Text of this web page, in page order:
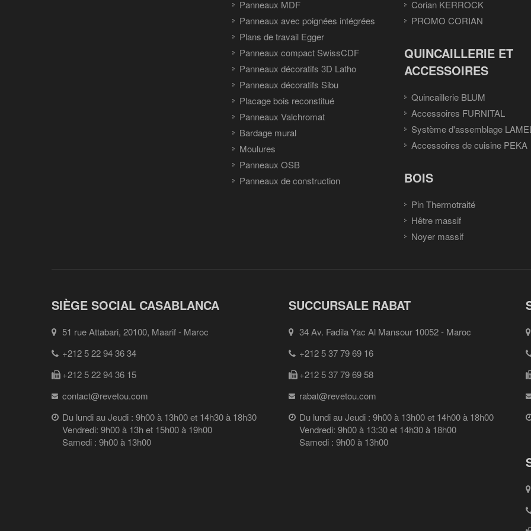
Panneaux MDF
Panneaux avec poignées intégrées
Plans de travail Egger
Panneaux compact SwissCDF
Panneaux décoratifs 3D Latho
Panneaux décoratifs Sibu
Placage bois reconstitué
Panneaux Valchromat
Bardage mural
Moulures
Panneaux OSB
Panneaux de construction
Corian KERROCK
PROMO CORIAN
QUINCAILLERIE ET
ACCESSOIRES
Quincaillerie BLUM
Accessoires FURNITAL
Système d'assemblage
Accessoires de cuisine PEKA
BOIS
Pin Thermotraité
Hêtre massif
Noyer massif
SIÈGE SOCIAL CASABLANCA
51 rue Attabari, 20100, Maarif - Maroc
+212 5 22 94 36 34
+212 5 22 94 36 15
contact@revetou.com
Du lundi au Jeudi : 9h00 à 13h00 et 14h30 à 18h30
Vendredi: 9h00 à 13h et 15h00 à 19h00
Samedi : 9h00 à 13h00
SUCCURSALE RABAT
34 Av. Fadila Yac Al Mansour 10052 - Maroc
+212 5 37 79 69 16
+212 5 37 79 69 58
rabat@revetou.com
Du lundi au Jeudi : 9h00 à 13h00 et 14h00 à 18h00
Vendredi: 9h00 à 13:30 et 14h30 à 18h00
Samedi : 9h00 à 13h00